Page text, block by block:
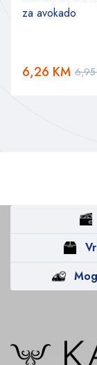
za avokado
6,26 KM